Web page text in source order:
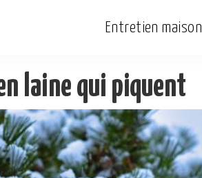
Entretien maison
laine qui piquent